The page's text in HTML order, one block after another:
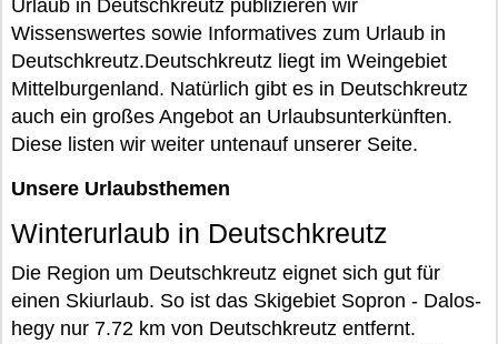
Urlaub in Deutschkreutz publizieren wir
Wissenswertes sowie Informatives zum Urlaub in
Deutschkreutz.Deutschkreutz liegt im Weingebiet
Mittelburgenland. Natürlich gibt es in Deutschkreutz
auch ein großes Angebot an Urlaubsunterkünften.
Diese listen wir weiter untenauf unserer Seite.
Unsere Urlaubsthemen
Winterurlaub in Deutschkreutz
Die Region um Deutschkreutz eignet sich gut für
einen Skiurlaub. So ist das Skigebiet Sopron - Dalos-
hegy nur 7.72 km von Deutschkreutz entfernt.